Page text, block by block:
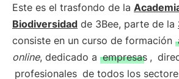
Este es el trasfondo de la
Biodiversidad de 3Bee, parte de la
consiste en un curso de formación
online, dedicado a empresas ,
profesionales de todos los